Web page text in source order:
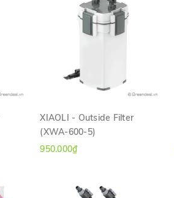
XIAOLI - Outside Filter
(XWA-600-5)
950.000₫